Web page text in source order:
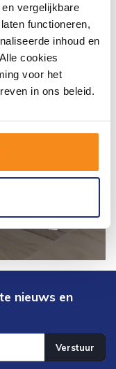
vergelijkbare
functioneren,
inhoud en
cookies
voor het
in ons beleid.
nieuws en
Verstuur